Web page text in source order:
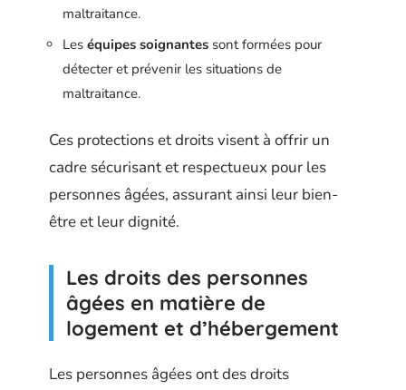
maltraitance.
Les équipes soignantes sont formées pour
détecter et prévenir les situations de
maltraitance.
Ces protections et droits visent à offrir un
cadre sécurisant et respectueux pour les
personnes âgées, assurant ainsi leur bien-
être et leur dignité.
Les droits des personnes
âgées en matière de
logement et d’hébergement
Les personnes âgées ont des droits